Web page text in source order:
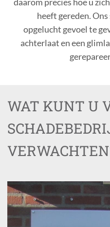
heeft gereden.
opgelucht gevoel te
achterlaat en een
WAT KUNT U